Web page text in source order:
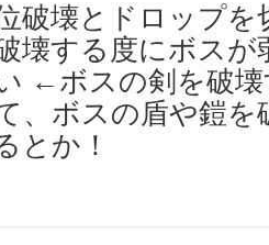
破壊とドロップ
壊する度にボス
←ボスの剣を破
、ボスの盾や鎧
とか！